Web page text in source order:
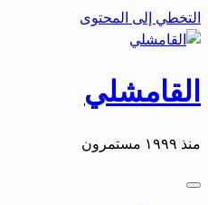
التخطي إلى المحتوى
القامشلي
منذ ١٩٩٩ مستمرون